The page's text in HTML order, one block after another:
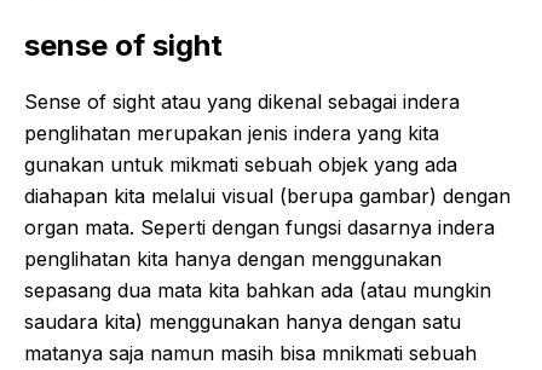
sense of sight
Sense of sight atau yang dikenal sebagai indera
penglihatan merupakan jenis indera yang kita
gunakan untuk mikmati sebuah objek yang ada
diahapan kita melalui visual (berupa gambar) dengan
organ mata. Seperti dengan fungsi dasarnya indera
penglihatan kita hanya dengan menggunakan
sepasang dua mata kita bahkan ada (atau mungkin
saudara kita) menggunakan hanya dengan satu
matanya saja namun masih bisa mnikmati sebuah